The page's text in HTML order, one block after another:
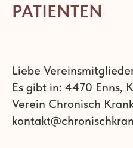
PATIENTEN
Liebe
Es gibt in: 4470 Enns,
Verein Chronisch